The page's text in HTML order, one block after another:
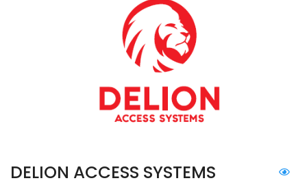
DELION ACCESS SYSTEMS